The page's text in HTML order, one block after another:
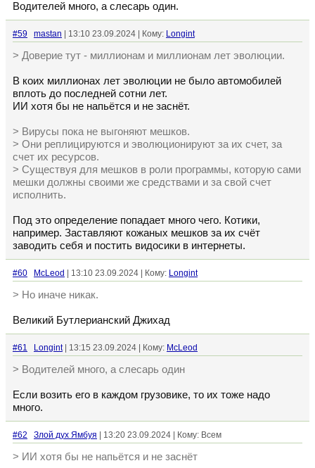
Водителей много, а слесарь один.
#59 mastan | 13:10 23.09.2024 | Кому: Longint
> Доверие тут - миллионам и миллионам лет эволюции.
В коих миллионах лет эволюции не было автомобилей
вплоть до последней сотни лет.
ИИ хотя бы не напьётся и не заснёт.
> Вирусы пока не выгоняют мешков.
> Они реплицируются и эволюционируют за их счет, за
счет их ресурсов.
> Существуя для мешков в роли программы, которую сами
мешки должны своими же средствами и за свой счет
исполнить.
Под это определение попадает много чего. Котики,
например. Заставляют кожаных мешков за их счёт
заводить себя и постить видосики в интернеты.
#60 McLeod | 13:10 23.09.2024 | Кому: Longint
> Но иначе никак.
Великий Бутлерианский Джихад
#61 Longint| 13:15 23.09.2024 | Кому: McLeod
> Водителей много, а слесарь один
Если возить его в каждом грузовике, то их тоже надо
много.
#62 Злой дух Ямбуя | 13:20 23.09.2024 | Кому: Всем
> ИИ хотя бы не напьётся и не заснёт